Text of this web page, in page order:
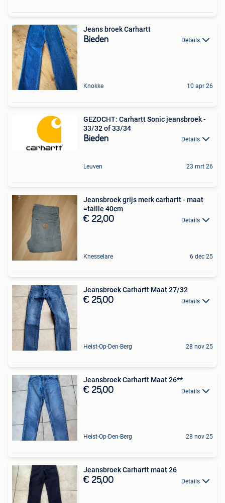
Jeans broek Carhartt
Bieden Details
Knokke 10 apr 26
GEZOCHT: Carhartt Sonic jeansbroek -
33/32 of 33/34
Bieden Details
Leuven 23 mrt 26
Jeansbroek grijs merk carhartt - maat
=taille 40cm
€ 22,00 Details
Knesselare 6 dec 25
Jeansbroek Carhartt Maat 27/32
€ 25,00 Details
Heist-Op-Den-Berg 28 nov 25
Jeansbroek Carhartt Maat 26**
€ 25,00 Details
Heist-Op-Den-Berg 28 nov 25
Jeansbroek Carhartt maat 26
€ 25,00 Details